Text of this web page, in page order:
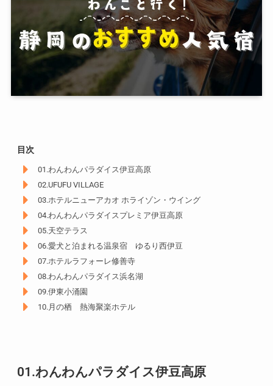
目次
01.わんわんパラダイス伊豆高原
02.UFUFU VILLAGE
03.ホテルニューアカオ ホライゾン・ウイング
04.わんわんパラダイスプレミア伊豆高原
05.天空テラス
06.愛犬と泊まれる温泉宿 ゆるり西伊豆
07.ホテルラフォーレ修善寺
08.わんわんパラダイス浜名湖
09.伊東小涌園
10.月の栖 熱海聚楽ホテル
01.わんわんパラダイス伊豆高原